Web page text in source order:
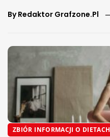
ByRedaktor Grafzone.pl
ZBIÓR INFORMACJI O DIETACH